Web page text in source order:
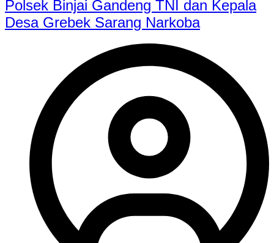
Polsek Binjai Gandeng TNI dan Kepala
Desa Grebek Sarang Narkoba